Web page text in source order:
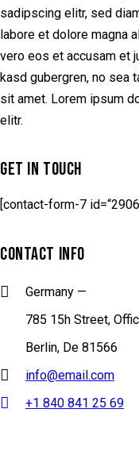
sadipscing elitr, sed
labore et dolore magna
vero eos et accusam et
kasd gubergren, no sea
sit amet. Lorem ipsum
elitr.
GET IN TOUCH
[contact-form-7
CONTACT INFO
Germany —
785 15h Street,
Berlin, De 81566
info@email.com
+1 840 841 25 69